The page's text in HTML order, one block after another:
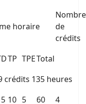
horaire
Nombre
de
crédits
TP TPETotal
crédits 135 heures
10 5 60 4